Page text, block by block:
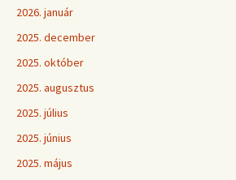
2026. január
2025. december
2025. október
2025. augusztus
2025. július
2025. június
2025. május